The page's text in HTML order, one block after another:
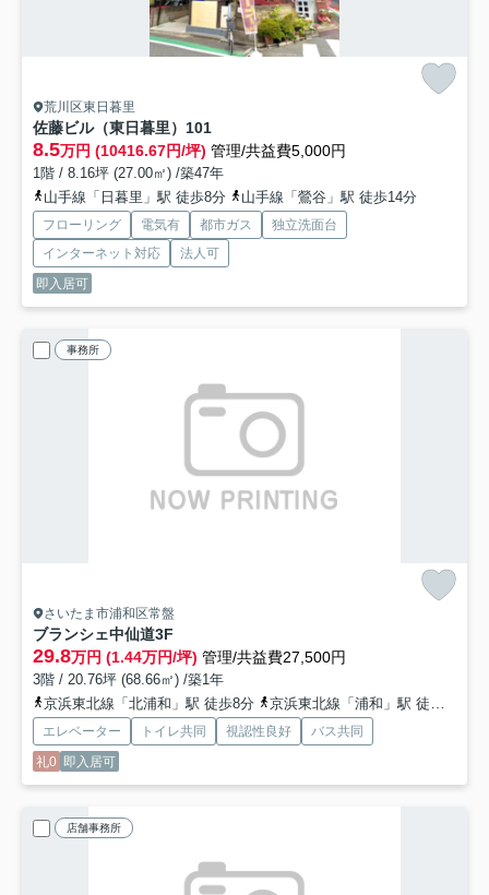
荒川区東日暮里
佐藤ビル（東日暮里） 101
8.5万円 (10416.67円/坪) 管理/共益費5,000円
1階 / 8.16坪 (27.00㎡) /築47年
山手線「日暮里」駅 徒歩8分
山手線「鶯谷」駅 徒歩14分
フローリング 電気有 都市ガス
独立洗面台
インターネット対応
法人可
即入居可
事務所
さいたま市浦和区常盤
ブランシェ中仙道3F
29.8万円 (1.44万円/坪) 管理/共益費27,500円
3階 / 20.76坪 (68.66㎡) /築1年
京浜東北線「北浦和」駅 徒歩8分
京浜東北線「浦和」駅 徒歩14分
エレベーター トイレ共同 視認性良好
バス共同
礼0 即入居可
店舗事務所